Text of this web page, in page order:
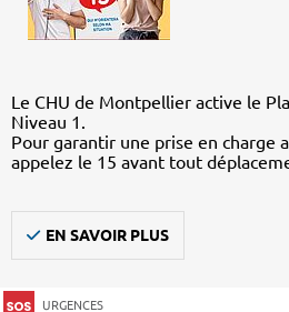
Le CHU de Montpellier active le
Niveau 1.
Pour garantir une prise en charge
appelez le 15 avant tout
EN SAVOIR PLUS
URGENCES